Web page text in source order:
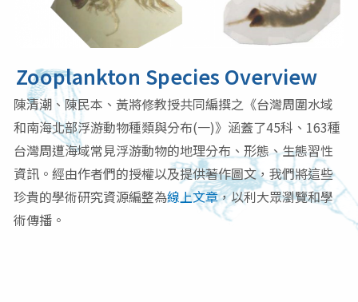
Zooplankton Species Overview
陳清潮、陳民本、黃將修教授共同編撰之《台灣周圍水域
和南海北部浮游動物種類與分布(一)》 涵蓋了45科、163種
台灣周遭海域常見浮游動物的地理分布、形態、生態習性
資訊。經由作者們的授權以及提供著作圖文，我們將這些
珍貴的學術研究資源編整為線上文章，以利大眾瀏覽和學
術傳播。